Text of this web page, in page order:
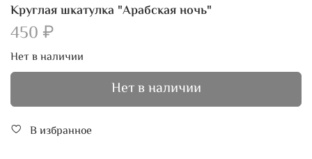
Круглая шкатулка "Арабская ночь"
450 ₽
Нет в наличии
Нет в наличии
В избранное